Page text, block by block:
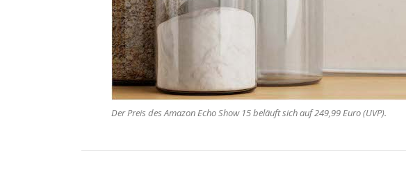
Der Preis des Amazon Echo Show 15 beläuft sich auf 249,99 Euro (UVP).